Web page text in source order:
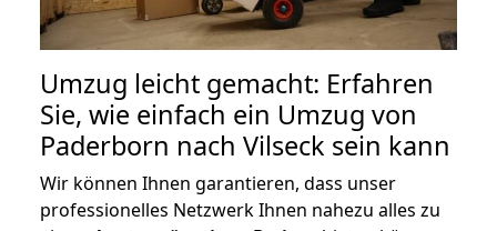
Umzug leicht gemacht: Erfahren
Sie, wie einfach ein Umzug von
Paderborn nach Vilseck sein kann
Wir können Ihnen garantieren, dass unser
professionelles Netzwerk Ihnen nahezu alles zu